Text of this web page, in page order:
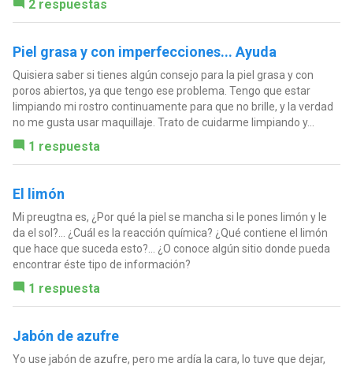
2 respuestas
Piel grasa y con imperfecciones... Ayuda
Quisiera saber si tienes algún consejo para la piel grasa y con
poros abiertos, ya que tengo ese problema. Tengo que estar
limpiando mi rostro continuamente para que no brille, y la verdad
no me gusta usar maquillaje. Trato de cuidarme limpiando y...
1 respuesta
El limón
Mi preugtna es, ¿Por qué la piel se mancha si le pones limón y le
da el sol?... ¿Cuál es la reacción química? ¿Qué contiene el limón
que hace que suceda esto?... ¿O conoce algún sitio donde pueda
encontrar éste tipo de información?
1 respuesta
Jabón de azufre
Yo use jabón de azufre, pero me ardía la cara, lo tuve que dejar,